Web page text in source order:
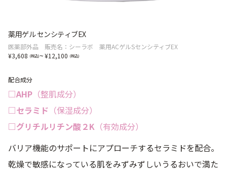
薬用ゲル センシティブEX
医薬部外品 販売名：シーラボ 薬用ACゲルSセンシティブEX
3,608
~ 12,100
配合成分
□AHP （整肌成分）
□セラミド （保湿成分）
□グリチルリチン酸２K （有効成分）
バリア機能のサポートにアプローチするセラミドを配合。
乾燥で敏感になっている肌をみずみずしいうるおいで満た